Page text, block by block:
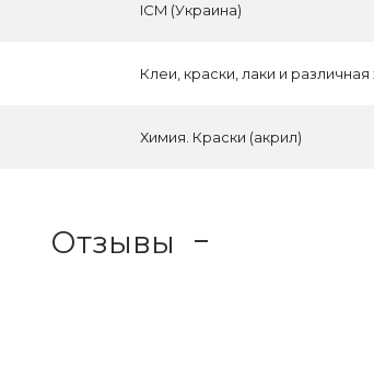
ICM (Украина)
Клеи, краски, лаки и различная
Химия. Краски (акрил)
Отзывы